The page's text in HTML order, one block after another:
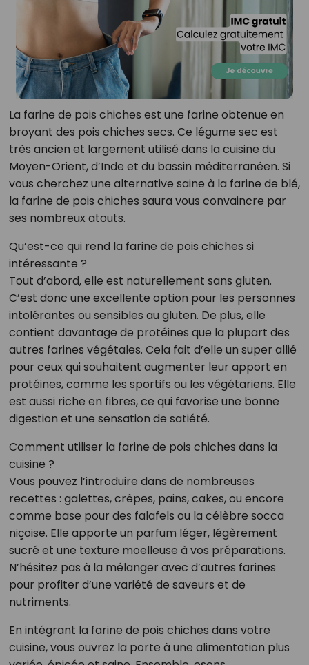
La farine de pois chiches est une farine obtenue en
broyant des pois chiches secs. Ce légume sec est
très ancien et largement utilisé dans la cuisine du
Moyen-Orient, d’Inde et du bassin méditerranéen. Si
vous cherchez une alternative saine à la farine de blé,
la farine de pois chiches saura vous convaincre par
ses nombreux atouts.
Qu’est-ce qui rend la farine de pois chiches si
intéressante ?
Tout d’abord, elle est naturellement sans gluten.
C’est donc une excellente option pour les personnes
intolérantes ou sensibles au gluten. De plus, elle
contient davantage de protéines que la plupart des
autres farines végétales. Cela fait d’elle un super allié
pour ceux qui souhaitent augmenter leur apport en
protéines, comme les sportifs ou les végétariens. Elle
est aussi riche en fibres, ce qui favorise une bonne
digestion et une sensation de satiété.
Comment utiliser la farine de pois chiches dans la
cuisine ?
Vous pouvez l’introduire dans de nombreuses
recettes : galettes, crêpes, pains, cakes, ou encore
comme base pour des falafels ou la célèbre socca
niçoise. Elle apporte un parfum léger, légèrement
sucré et une texture moelleuse à vos préparations.
N’hésitez pas à la mélanger avec d’autres farines
pour profiter d’une variété de saveurs et de
nutriments.
En intégrant la farine de pois chiches dans votre
cuisine, vous ouvrez la porte à une alimentation plus